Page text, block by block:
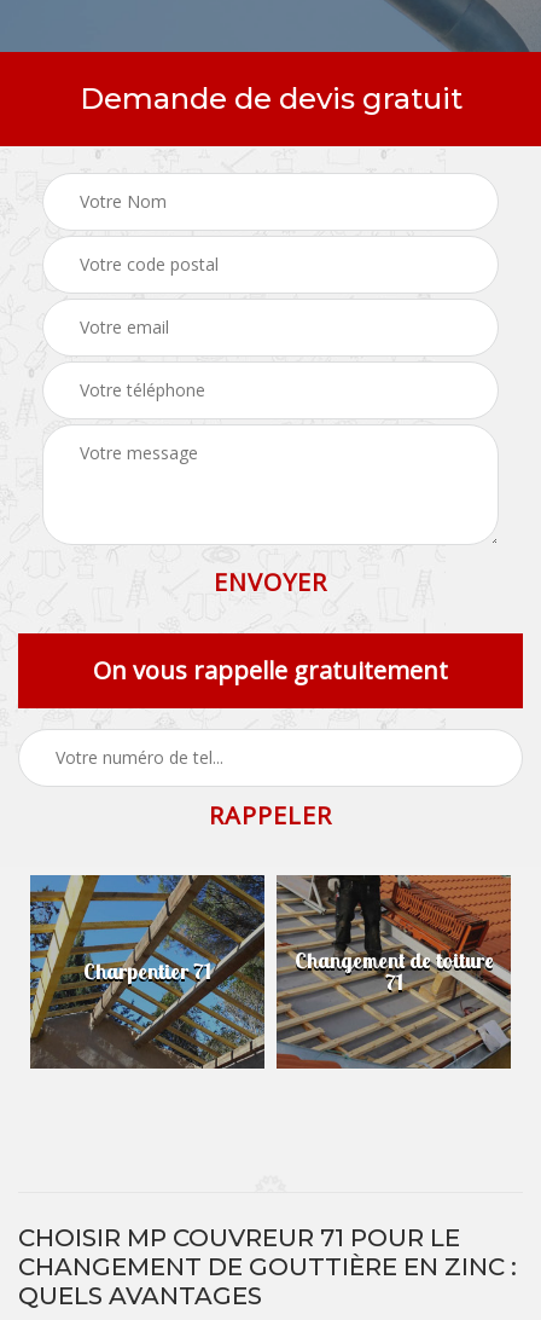
Demande de devis gratuit
On vous rappelle gratuitement
Charpentier 71 Changement de toiture
71
CHOISIR MP COUVREUR 71 POUR LE
CHANGEMENT DE GOUTTIÈRE EN ZINC :
QUELS AVANTAGES